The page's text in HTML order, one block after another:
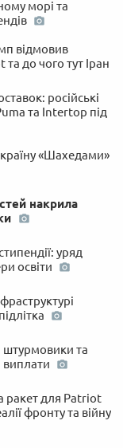
морі та
відмовив
до чого тут Іран
російські
та Intertop під
«Шахедами»
накрила
уряд
освіти
штурмовики та
виплати
ракет для Patriot
фронту та війну